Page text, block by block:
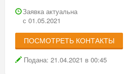
Заявка актуальна
с 01.05.2021
ПОСМОТРЕТЬ КОНТАКТЫ
Подана: 21.04.2021 в 00:45